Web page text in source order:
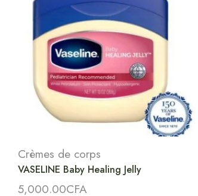
Crèmes de corps
VASELINE Baby Healing Jelly
5,000.00CFA